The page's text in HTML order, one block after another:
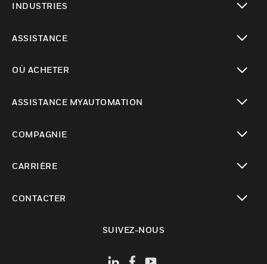
INDUSTRIES
ASSISTANCE
OÙ ACHETER
ASSISTANCE MYAUTOMATION
COMPAGNIE
CARRIÈRE
CONTACTER
SUIVEZ-NOUS